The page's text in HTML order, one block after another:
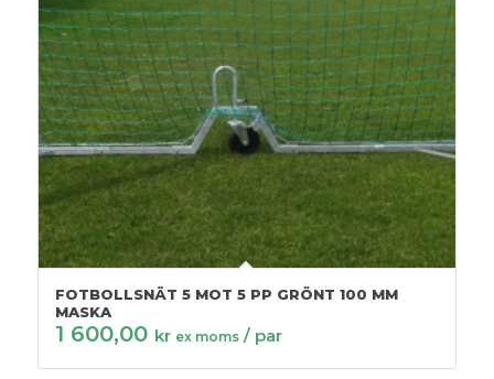
FOTBOLLSNÄT 5 MOT 5 PP GRÖNT 100 MM
MASKA
1 600,00 kr ex moms / par